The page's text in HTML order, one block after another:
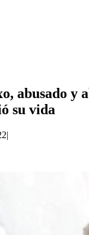
abusado y
su vida
|